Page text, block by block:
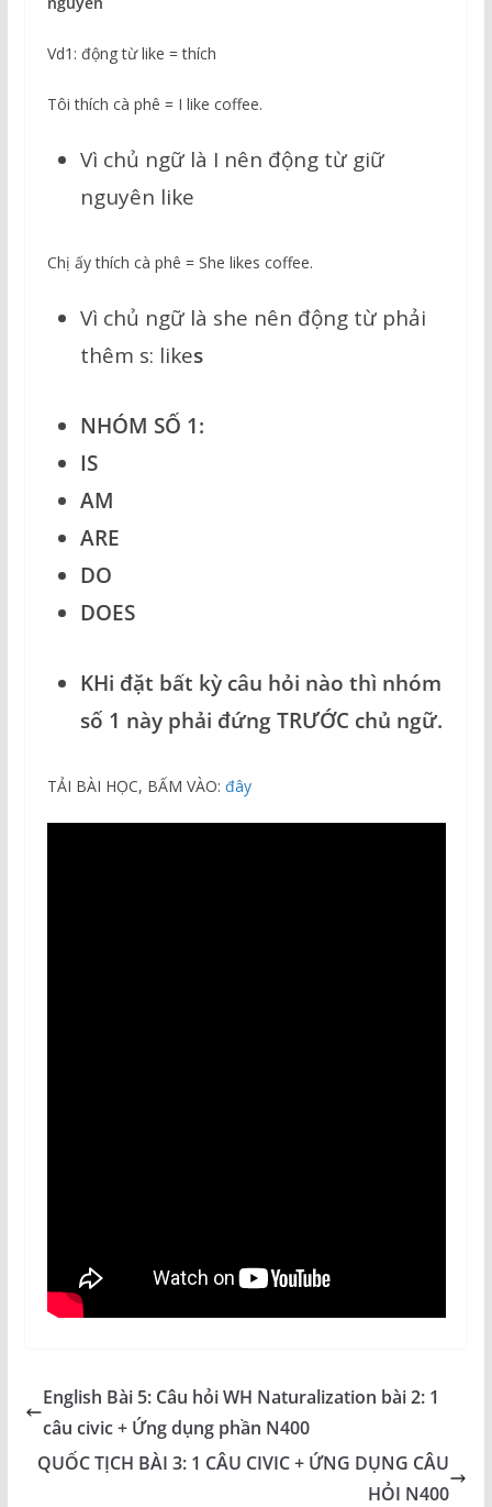
Vd1: động từ like = thích
Tôi thích cà phê = I like coffee.
Vì chủ ngữ là I nên động từ giữ
nguyên like
Chị ấy thích cà phê = She likes coffee.
Vì chủ ngữ là she nên động từ phải
thêm s: likes
NHÓM SỐ 1:
IS
AM
ARE
DO
DOES
KHi đặt bất kỳ câu hỏi nào thì nhóm
số 1 này phải đứng TRƯỚC chủ ngữ.
TẢI BÀI HỌC, BẤM VÀO: đây
English Bài 5: Câu hỏi WH Naturalization bài 2: 1
câu civic + Ứng dụng phần N400
QUỐC TỊCH BÀI 3: 1 CÂU CIVIC + ỨNG DỤNG CÂU
HỎI N400